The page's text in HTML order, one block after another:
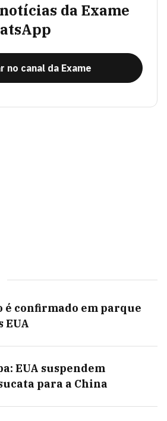
da Exame
no canal da Exame
é confirmado em parque
EUA
EUA suspendem
para a China